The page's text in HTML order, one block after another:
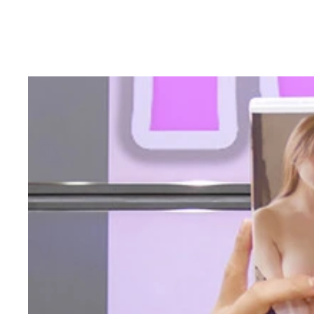
中村静香デジタル写真集『会社の先輩とふたりっ
熊田曜子デジタル写真集『昭和に生まれて』／撮
熊田曜子デジタル写真集『昭和に生まれて』／撮